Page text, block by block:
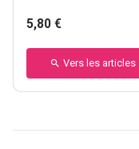
5,80 €
Vers les articles